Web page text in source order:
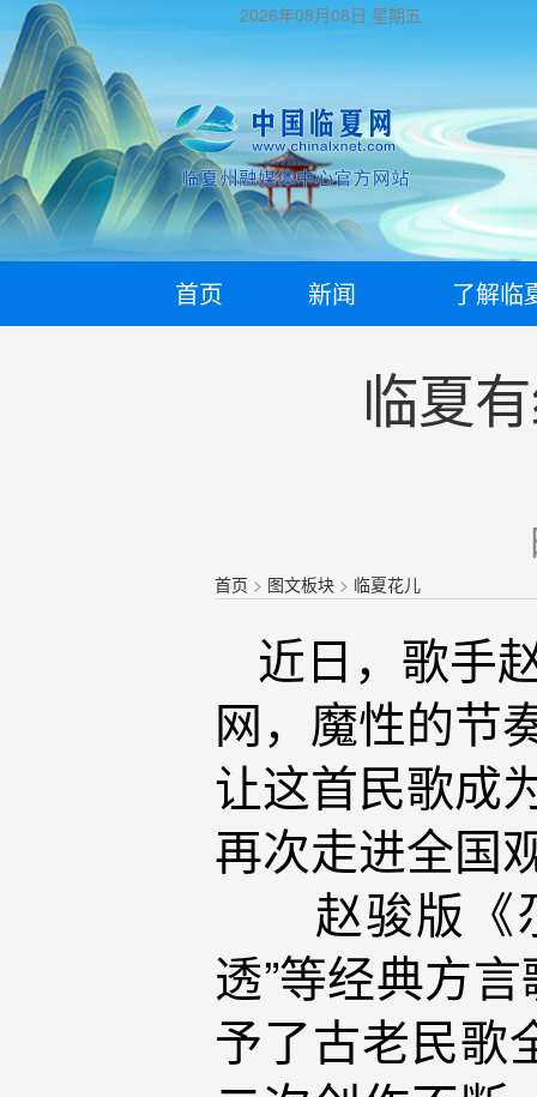
2026年08月08日 星期五
首页 新闻 了解临
临夏
首页 > 图文板块 > 临夏花儿
近日，歌手
网，魔性的节
让这首民歌成
再次走进全国
赵骏版《尕
透”等经典方
予了古老民歌